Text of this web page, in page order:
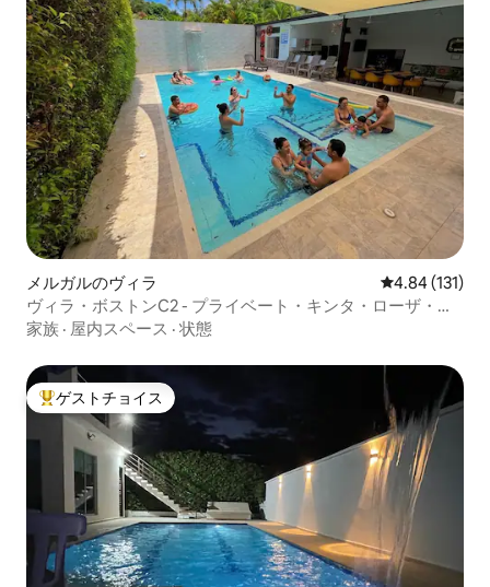
メルガルのヴィラ レビュー131
4.84 (131)
ヴィラ・ボストンC2 - プライベート・キンタ・ローザ・メ
ルガル
家族 · 屋内スペース · 状態
大好評のゲストチョイスです。
ゲストチョイス